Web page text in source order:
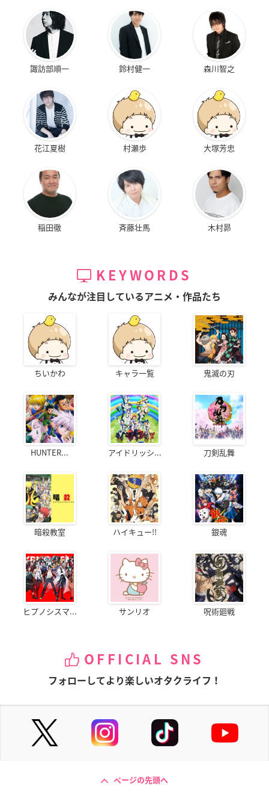
諏訪部順一 鈴村健一 森川智之
花江夏樹 村瀬歩 大塚芳忠
稲田徹 斉藤壮馬 木村昴
KEYWORDS
みんなが注目しているアニメ・作品たち
ちいかわ キャラ一覧 鬼滅の刃
HUNTER... アイドリッシ... 刀剣乱舞
暗殺教室 ハイキュー!! 銀魂
ヒプノシスマ... サンリオ 呪術廻戦
OFFICIAL SNS
フォローしてより楽しいオタクライフ！
ページの先頭へ